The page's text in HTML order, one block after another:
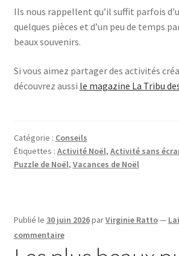
Ils nous rappellent qu’il suffit parfois
quelques pièces et d’un peu de temps
beaux souvenirs.
Si vous aimez partager des activités
découvrez aussi le magazine La Tribu
Catégorie : Conseils
Étiquettes : Activité Noël, Activité sans
Puzzle de Noël, Vacances de Noël
Publié le 30 juin 2026parVirginie Ratto—
commentaire